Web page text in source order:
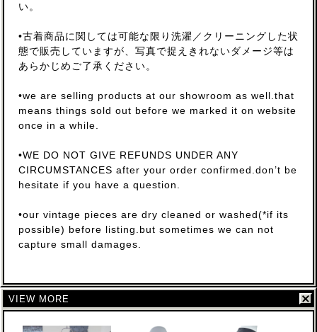
い。
•古着商品に関しては可能な限り洗濯／クリーニングした状
態で販売していますが、写真で捉えきれないダメージ等は
あらかじめご了承ください。
•we are selling products at our showroom as well.that
means things sold out before we marked it on website
once in a while.
•WE DO NOT GIVE REFUNDS UNDER ANY
CIRCUMSTANCES after your order confirmed.don’t be
hesitate if you have a question.
•our vintage pieces are dry cleaned or washed(*if its
possible) before listing.but sometimes we can not
capture small damages.
VIEW MORE